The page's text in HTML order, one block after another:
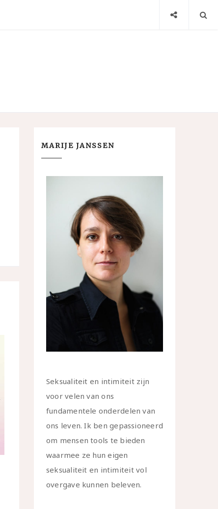
MARIJE JANSSEN
Seksualiteit en intimiteit zijn
voor velen van ons
fundamentele onderdelen van
ons leven. Ik ben gepassioneerd
om mensen tools te bieden
waarmee ze hun eigen
seksualiteit en intimiteit vol
overgave kunnen beleven.